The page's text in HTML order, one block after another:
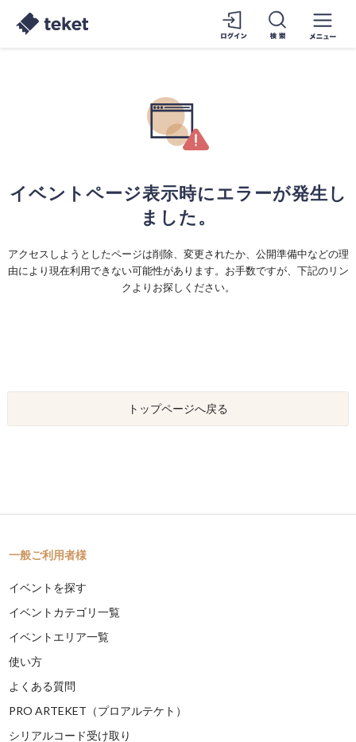
イベントページ表示時にエラーが発生し
ました。
アクセスしようとしたページは削除、変更されたか、公開準備中などの理
由により現在利用できない可能性があります。お手数ですが、下記のリン
クよりお探しください。
トップページへ戻る
一般ご利用者様
イベントを探す
イベントカテゴリ一覧
イベントエリア一覧
使い方
よくある質問
PRO ARTEKET（プロアルテケト）
シリアルコード受け取り